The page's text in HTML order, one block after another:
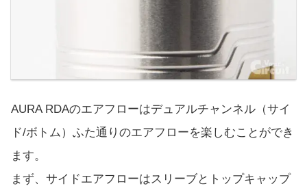
AURA RDAのエアフローはデュアルチャンネル（サイ
ド/ボトム）ふた通りのエアフローを楽しむことができ
ます。
まず、サイドエアフローはスリーブとトップキャップ